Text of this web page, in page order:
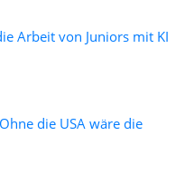
Arbeit von Juniors mit KI
die USA wäre die